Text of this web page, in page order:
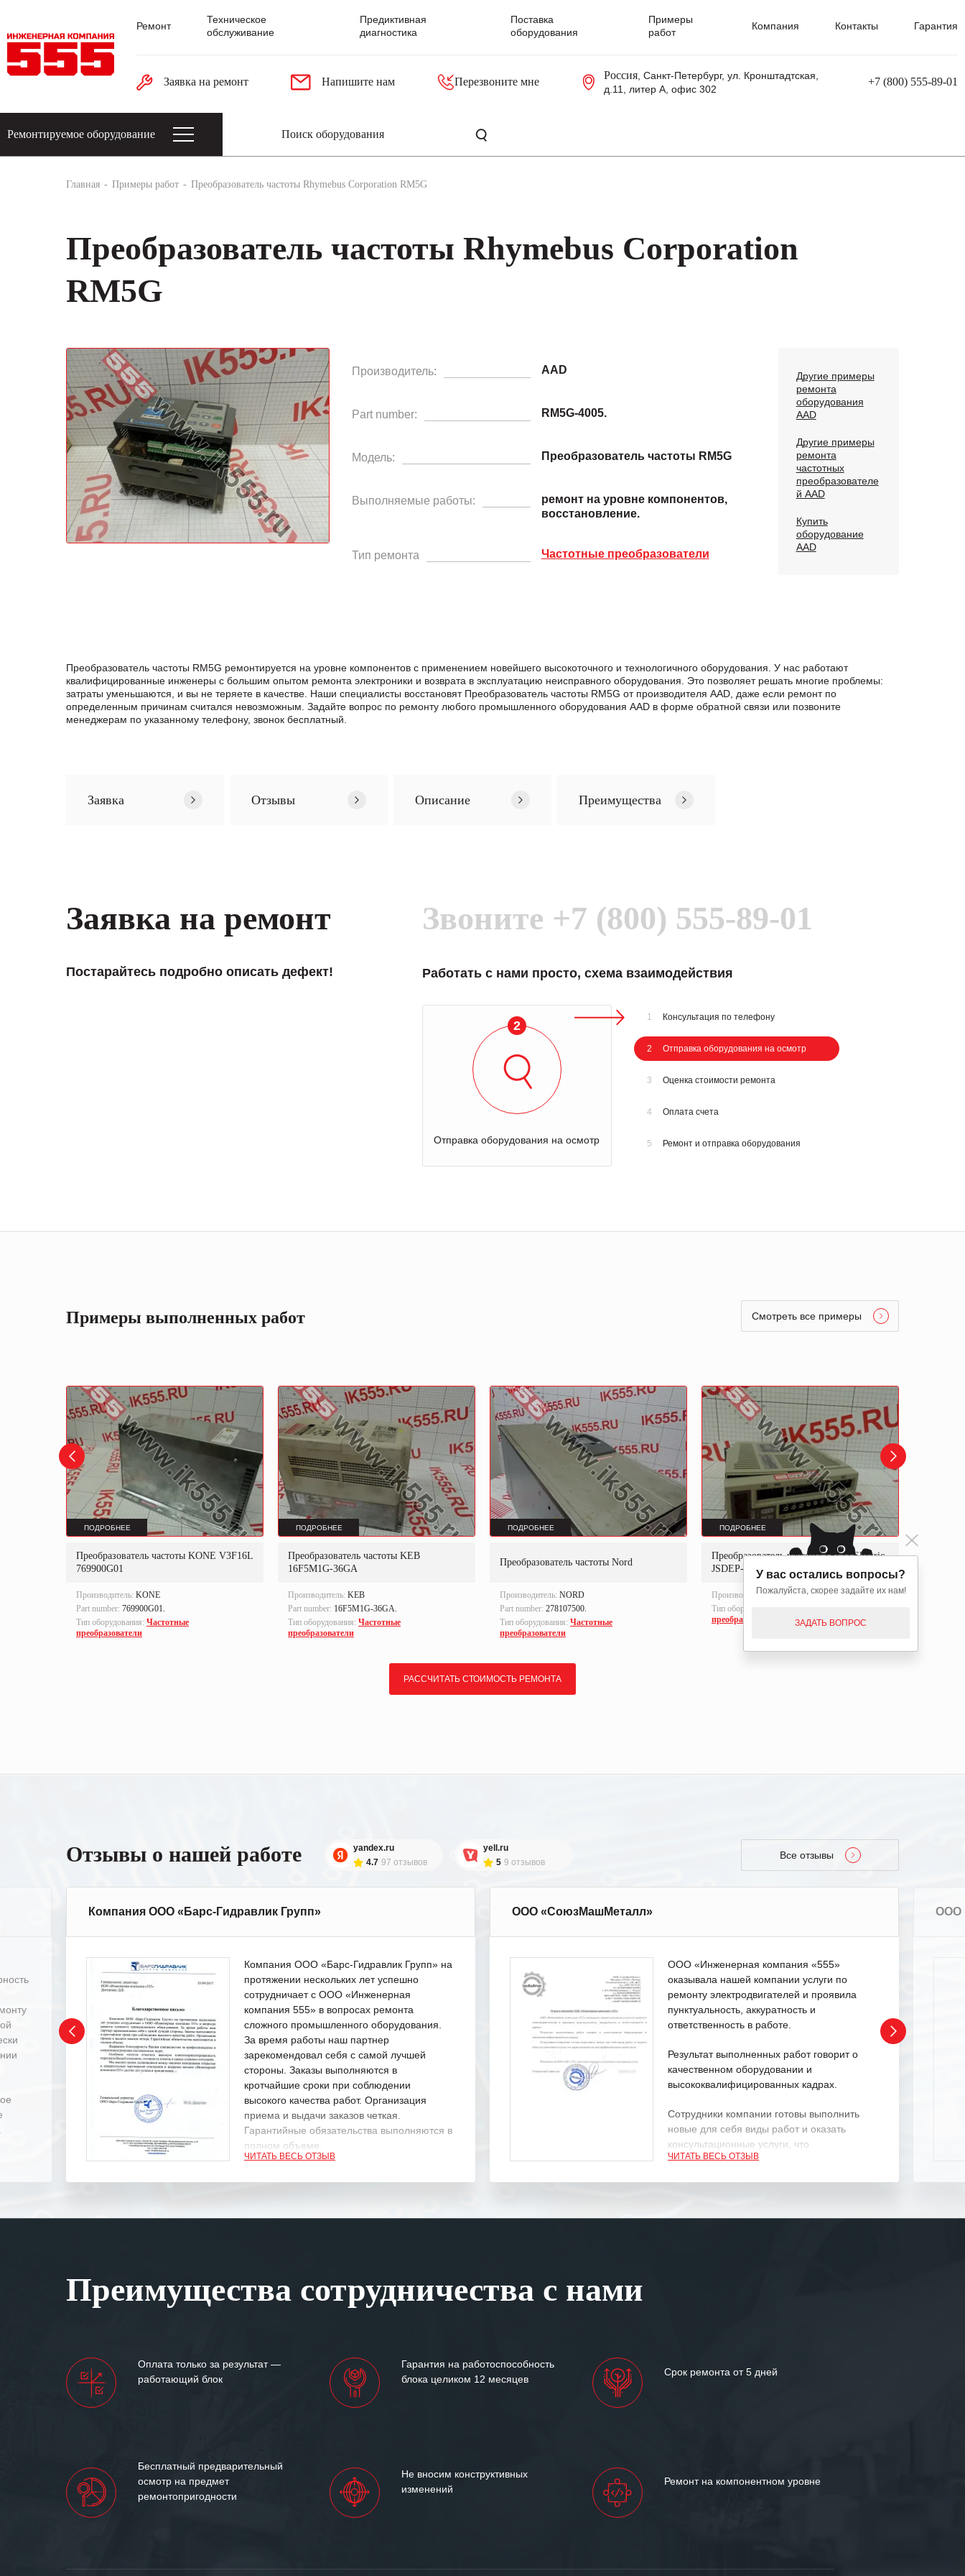
Ремонт
Техническое
обслуживание
Предиктивная
диагностика
Поставка
оборудования
Примеры
работ
Компания Контакты Гарантия
Заявка на ремонт Напишите нам Перезвоните мне
Россия, Санкт-Петербург, ул. Кронштадтская,
д.11, литер А, офис 302
+7 (800) 555-89-01
Ремонтируемое оборудование
Главная Примеры работ Преобразователь частоты Rhymebus Corporation RM5G
Преобразователь частоты Rhymebus Corporation
RM5G
Производитель: AAD
Part number: RM5G-4005.
Модель: Преобразователь частоты RM5G
Выполняемые работы:
ремонт на уровне компонентов,
восстановление.
Тип ремонта Частотные преобразователи
Другие примеры
ремонта
оборудования
AAD
Другие примеры
ремонта
частотных
преобразователе
й AAD
Купить
оборудование
AAD
Преобразователь частоты RM5G ремонтируется на уровне компонентов с применением новейшего высокоточного и технологичного оборудования. У нас работают
квалифицированные инженеры с большим опытом ремонта электроники и возврата в эксплуатацию неисправного оборудования. Это позволяет решать многие проблемы:
затраты уменьшаются, и вы не теряете в качестве. Наши специалисты восстановят Преобразователь частоты RM5G от производителя AAD, даже если ремонт по
определенным причинам считался невозможным. Задайте вопрос по ремонту любого промышленного оборудования AAD в формe обратной связи или позвоните
менеджерам по указанному телефону, звонок бесплатный.
Заявка Отзывы Описание Преимущества
Заявка на ремонт
Постарайтесь подробно описать дефект!
Звоните +7 (800) 555-89-01
Работать с нами просто, схема взаимодействия
2
Отправка оборудования на осмотр
1 Консультация по телефону
2 Отправка оборудования на осмотр
3 Оценка стоимости ремонта
4 Оплата счета
5 Ремонт и отправка оборудования
Примеры выполненных работ Смотреть все примеры
ПОДРОБНЕЕ
Преобразователь частоты KONE V3F16L
769900G01
Производитель: KONE
Part number: 769900G01.
Тип оборудования: Частотные
преобразователи
ПОДРОБНЕЕ
Преобразователь частоты KEB
16F5M1G-36GA
Производитель: KEB
Part number: 16F5M1G-36GA.
Тип оборудования: Частотные
преобразователи
ПОДРОБНЕЕ
Преобразователь частоты Nord
Производитель: NORD
Part number: 278107500.
Тип оборудования: Частотные
преобразователи
ПОДРОБНЕЕ
Преобразователь частоты TECO Electric
JSDEP-15A
Производитель:TECO ELECTRIC
Тип оборудования:
преобразователи
РАССЧИТАТЬ СТОИМОСТЬ РЕМОНТА
Отзывы о нашей работе
yandex.ru
4.7 97 отзывов
yell.ru
5 9 отзывов
Все отзывы
Компания ООО «Барс-Гидравлик Групп»
Компания ООО «Барс-Гидравлик Групп» на
протяжении нескольких лет успешно
сотрудничает с ООО «Инженерная
компания 555» в вопросах ремонта
сложного промышленного оборудования.
За время работы наш партнер
зарекомендовал себя с самой лучшей
стороны. Заказы выполняются в
кротчайшие сроки при соблюдении
высокого качества работ. Организация
приема и выдачи заказов четкая.
Гарантийные обязательства выполняются в
полном объеме.
Мы высоко ценим сложившиеся между
«555» долгих лет успеха и процветания.
ЧИТАТЬ ВЕСЬ ОТЗЫВ
ООО «СоюзМашМеталл»
ООО «Инженерная компания «555»
оказывала нашей компании услуги по
ремонту электродвигателей и проявила
пунктуальность, аккуратность и
ответственность в работе.
Результат выполненных работ говорит о
качественном оборудовании и
высококвалифицированных кадрах.
Сотрудники компании готовы выполнить
новые для себя виды работ и оказать
консультационные услуги, что
характеризует их как профессионалов
ответственного и надежного поставщика
ЧИТАТЬ ВЕСЬ ОТЗЫВ
ООО
Преимущества сотрудничества с нами
Оплата только за результат —
работающий блок
Гарантия на работоспособность
блока целиком 12 месяцев
Срок ремонта от 5 дней
Бесплатный предварительный
осмотр на предмет
ремонтопригодности
Не вносим конструктивных
изменений
Ремонт на компонентном уровне
У вас остались вопросы?
Пожалуйста, скорее задайте их нам!
ЗАДАТЬ ВОПРОС